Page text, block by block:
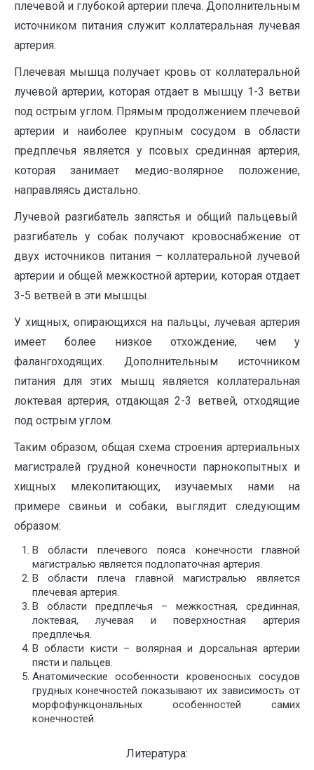
плечевой и глубокой артерии плеча. Дополнительным
источником питания служит коллатеральная лучевая
артерия.
Плечевая мышца получает кровь от коллатеральной
лучевой артерии, которая отдает в мышцу 1-3 ветви
под острым углом. Прямым продолжением плечевой
артерии и наиболее крупным сосудом в области
предплечья является у псовых срединная артерия,
которая занимает медио-волярное положение,
направляясь дистально.
Лучевой разгибатель запястья и общий пальцевый
разгибатель у собак получают кровоснабжение от
двух источников питания – коллатеральной лучевой
артерии и общей межкостной артерии, которая отдает
3-5 ветвей в эти мышцы.
У хищных, опирающихся на пальцы, лучевая артерия
имеет более низкое отхождение, чем у
фалангоходящих. Дополнительным источником
питания для этих мышц является коллатеральная
локтевая артерия, отдающая 2-3 ветвей, отходящие
под острым углом.
Таким образом, общая схема строения артериальных
магистралей грудной конечности парнокопытных и
хищных млекопитающих, изучаемых нами на
примере свиньи и собаки, выглядит следующим
образом:
В области плечевого пояса конечности главной
магистралью является подлопаточная артерия.
В области плеча главной магистралью является
плечевая артерия.
В области предплечья – межкостная, срединная,
локтевая, лучевая и поверхностная артерия
предплечья.
В области кисти – волярная и дорсальная артерии
пясти и пальцев.
Анатомические особенности кровеносных сосудов
грудных конечностей показывают их зависимость от
морфофункцональных особенностей самих
конечностей.
Литература: